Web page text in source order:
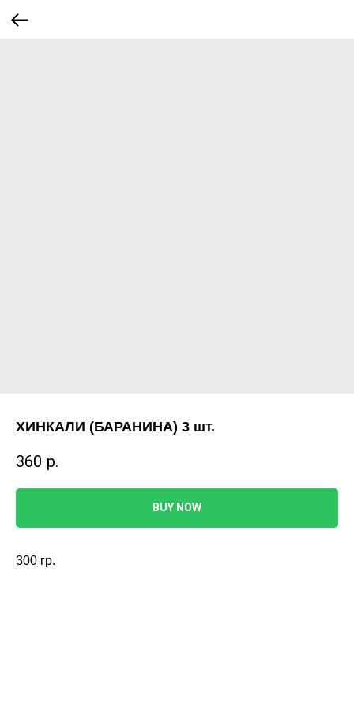
ХИНКАЛИ (БАРАНИНА) 3 шт.
360 р.
BUY NOW
300 гр.